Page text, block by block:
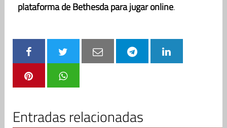
plataforma de Bethesda para jugar online.
Entradas relacionadas